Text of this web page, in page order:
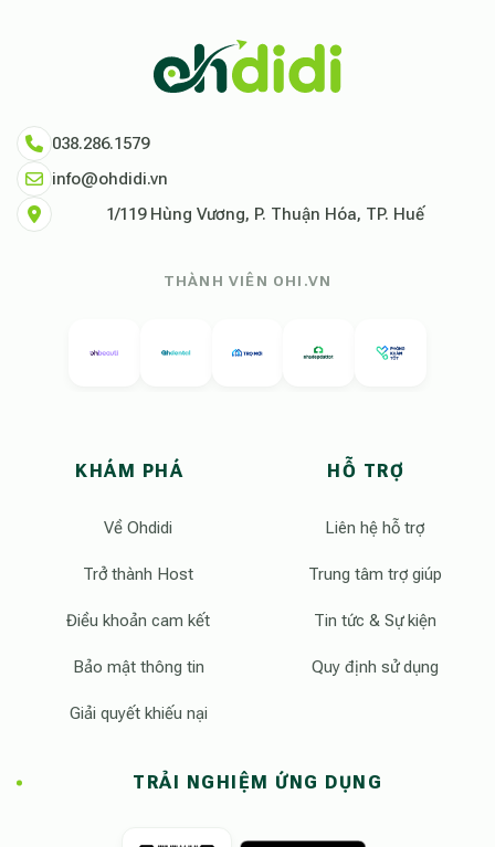
038.286.1579
info@ohdidi.vn
1/119 Hùng Vương, P. Thuận Hóa, TP. Huế
THÀNH VIÊN OHI.VN
KHÁM PHÁ
Về Ohdidi
Trở thành Host
Điều khoản cam kết
Bảo mật thông tin
Giải quyết khiếu nại
HỖ TRỢ
Liên hệ hỗ trợ
Trung tâm trợ giúp
Tin tức & Sự kiện
Quy định sử dụng
TRẢI NGHIỆM ỨNG DỤNG